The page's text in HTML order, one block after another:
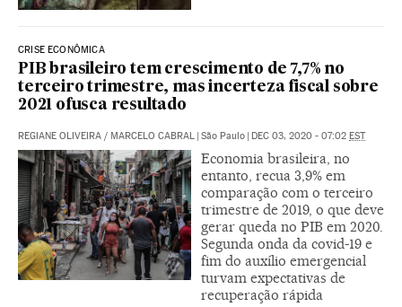
CRISE ECONÔMICA
PIB brasileiro tem crescimento de 7,7% no
terceiro trimestre, mas incerteza fiscal sobre
2021 ofusca resultado
REGIANE OLIVEIRA / MARCELO CABRAL | São Paulo | DEC 03, 2020 - 07:02 EST
Economia brasileira, no
entanto, recua 3,9% em
comparação com o terceiro
trimestre de 2019, o que deve
gerar queda no PIB em 2020.
Segunda onda da covid-19 e
fim do auxílio emergencial
turvam expectativas de
recuperação rápida